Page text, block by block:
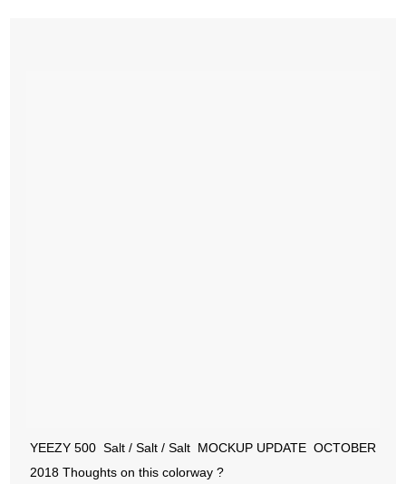
‪YEEZY 500 ‬ ‪Salt / Salt / Salt ‬ ‪MOCKUP UPDATE ‬ ‪OCTOBER
2018‬ Thoughts on this colorway ?